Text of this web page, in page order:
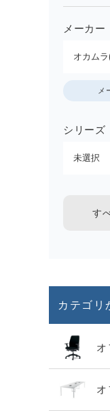
メーカー
メ
シリーズ
す
カテゴリ
オ
オ